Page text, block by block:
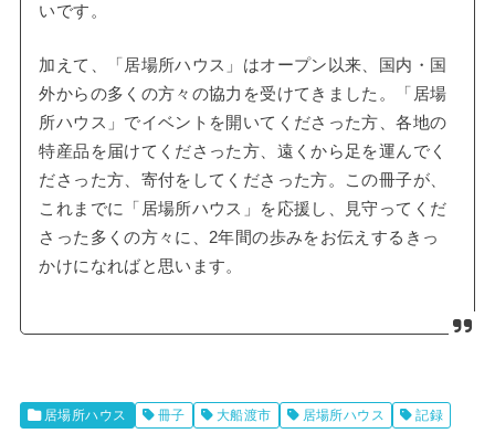
いです。
加えて、「居場所ハウス」はオープン以来、国内・国
外からの多くの方々の協力を受けてきました。「居場
所ハウス」でイベントを開いてくださった方、各地の
特産品を届けてくださった方、遠くから足を運んでく
ださった方、寄付をしてくださった方。この冊子が、
これまでに「居場所ハウス」を応援し、見守ってくだ
さった多くの方々に、2年間の歩みをお伝えするきっ
かけになればと思います。
居場所ハウス 冊子 大船渡市 居場所ハウス 記録